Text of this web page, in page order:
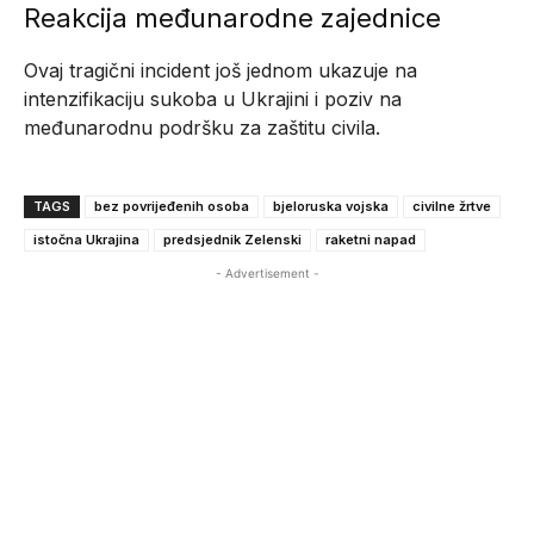
Reakcija međunarodne zajednice
Ovaj tragični incident još jednom ukazuje na
intenzifikaciju sukoba u Ukrajini i poziv na
međunarodnu podršku za zaštitu civila.
TAGS bez povrijeđenih osoba bjeloruska vojska
civilne žrtve
istočna Ukrajina
predsjednik Zelenski raketni napad
- Advertisement -